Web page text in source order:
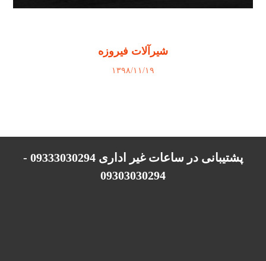
شیرآلات فیروزه
۱۳۹۸/۱۱/۱۹
پشتیبانی در ساعات غیر اداری 09333030294 -
09303030294